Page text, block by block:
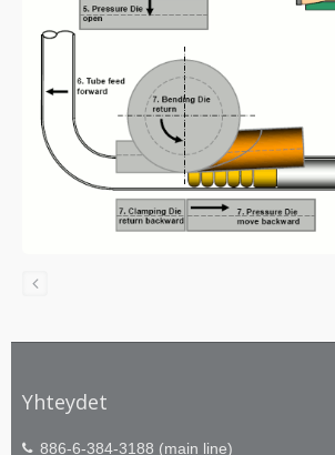
Yhteydet
886-6-384-3188 (main line)